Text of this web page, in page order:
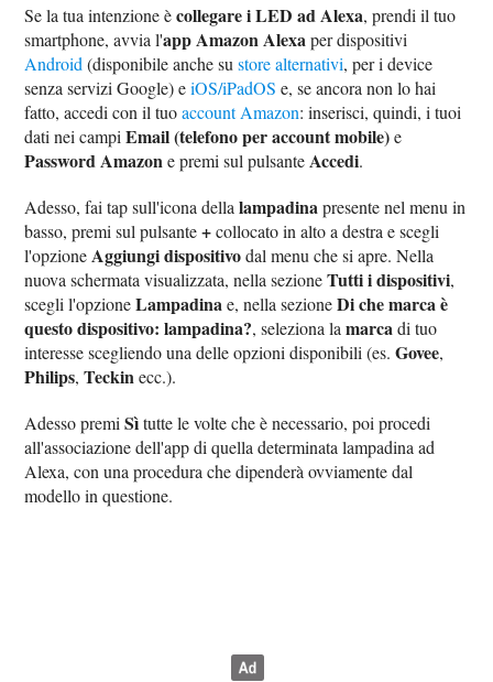
Se la tua intenzione ècollegare i LED ad Alexa, prendi il tuo
smartphone, avvia l'app Amazon Alexaper dispositivi
Android (disponibile anche sustore alternativi, per i device
senza servizi Google) eiOS/iPadOS e, se ancora non lo hai
fatto, accedi con il tuoaccount Amazon: inserisci, quindi, i tuoi
dati nei campiEmail (telefono per account mobile)e
Password Amazone premi sul pulsante Accedi.
Adesso, fai tap sull'icona dellalampadinapresente nel menu in
basso, premi sul pulsante+collocato in alto a destra e scegli
l'opzione Aggiungi dispositivodal menu che si apre. Nella
nuova schermata visualizzata, nella sezioneTutti i dispositivi,
scegli l'opzioneLampadinae, nella sezioneDi che marca è
questo dispositivo: lampadina?, seleziona lamarcadi tuo
interesse scegliendo una delle opzioni disponibili (es.Govee,
Philips,Teckinecc.).
Adesso premiSìtutte le volte che è necessario, poi procedi
all'associazione dell'app di quella determinata lampadina ad
Alexa, con una procedura che dipenderà ovviamente dal
modello in questione.